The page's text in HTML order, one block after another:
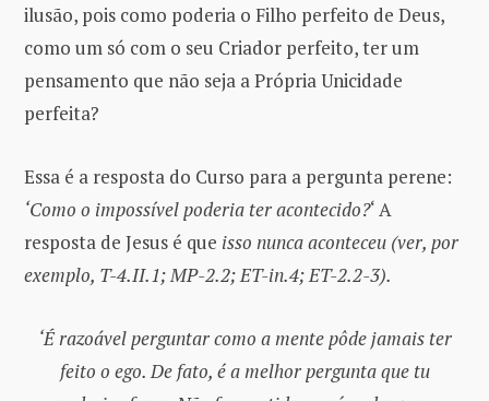
ilusão, pois como poderia o Filho perfeito de Deus,
como um só com o seu Criador perfeito, ter um
pensamento que não seja a Própria Unicidade
perfeita?
Essa é a resposta do Curso para a pergunta perene:
‘Como o impossível poderia ter acontecido?‘ A
resposta de Jesus é que isso nunca aconteceu (ver, por
exemplo, T-4.II.1; MP-2.2; ET-in.4; ET-2.2-3).
‘É razoável perguntar como a mente pôde jamais ter
feito o ego. De fato, é a melhor pergunta que tu